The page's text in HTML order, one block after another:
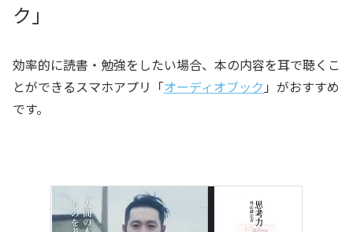
ク」
効率的に読書・勉強をしたい場合、本の内容を耳で聴くこ
とができるスマホアプリ「オーディオブック 」がおすすめ
です。